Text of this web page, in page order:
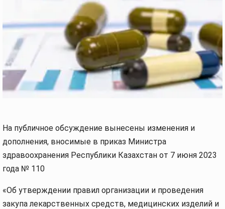
На публичное обсуждение вынесены изменения и
дополнения, вносимые в приказ Министра
здравоохранения Республики Казахстан от 7 июня 2023
года № 110
«Об утверждении правил организации и проведения
закупа лекарственных средств, медицинских изделий и